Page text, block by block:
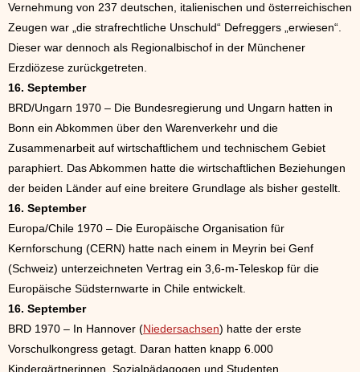
Vernehmung von 237 deutschen, italienischen und österreichischen
Zeugen war „die strafrechtliche Unschuld“ Defreggers „erwiesen“.
Dieser war dennoch als Regionalbischof in der Münchener
Erzdiözese zurückgetreten.
16. September
BRD/Ungarn 1970 – Die Bundesregierung und Ungarn hatten in
Bonn ein Abkommen über den Warenverkehr und die
Zusammenarbeit auf wirtschaftlichem und technischem Gebiet
paraphiert. Das Abkommen hatte die wirtschaftlichen Beziehungen
der beiden Länder auf eine breitere Grundlage als bisher gestellt.
16. September
Europa/Chile 1970 – Die Europäische Organisation für
Kernforschung (CERN) hatte nach einem in Meyrin bei Genf
(Schweiz) unterzeichneten Vertrag ein 3,6-m-Teleskop für die
Europäische Südsternwarte in Chile entwickelt.
16. September
BRD 1970 – In Hannover (Niedersachsen) hatte der erste
Vorschulkongress getagt. Daran hatten knapp 6.000
Kindergärtnerinnen, Sozialpädagogen und Studenten